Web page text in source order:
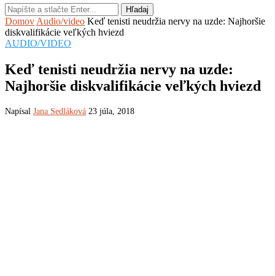
Hľadaj
Domov Audio/video Keď tenisti neudržia nervy na uzde: Najhoršie
diskvalifikácie veľkých hviezd
AUDIO/VIDEO
Keď tenisti neudržia nervy na uzde:
Najhoršie diskvalifikácie veľkých hviezd
Napísal Jana Sedláková 23 júla, 2018